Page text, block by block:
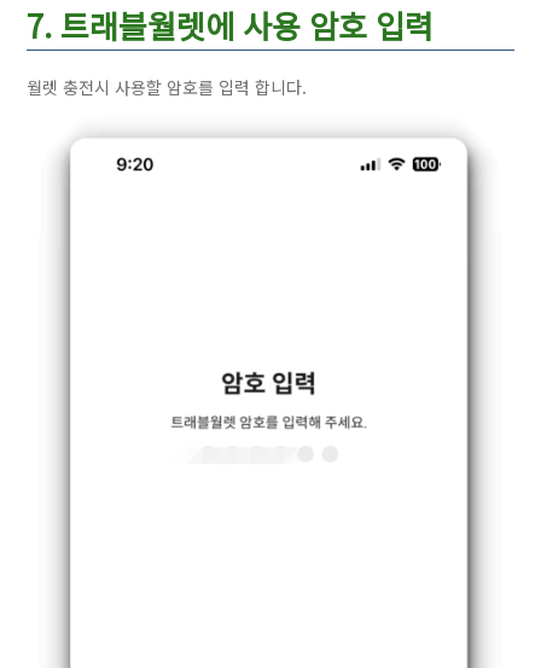
7. 트래블월렛에 사용 암호 입력
월렛 충전시 사용할 암호를 입력 합니다.